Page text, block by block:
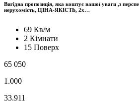
Вигідна пропозиція, яка коштує вашої уваги ,з
нерухомість, ЦІНА-ЯКІСТЬ, 2х…
69 Кв/м
2 Кімнати
15 Поверх
65 050
1.000
33.911